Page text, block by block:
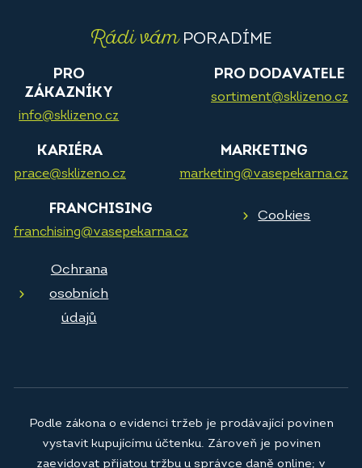
Rádi vámPORADÍME
PRO
ZÁKAZNÍKY
info@sklizeno.cz
PRO DODAVATELE
sortiment@sklizeno.cz
KARIÉRA
prace@sklizeno.cz
MARKETING
marketing@vasepekarna.cz
FRANCHISING
franchising@vasepekarna.cz
Cookies
Ochrana
osobních
údajů
Podle zákona o evidenci tržeb je prodávající povinen
vystavit kupujícímu účtenku. Zároveň je povinen
zaevidovat přijatou tržbu u správce daně online; v